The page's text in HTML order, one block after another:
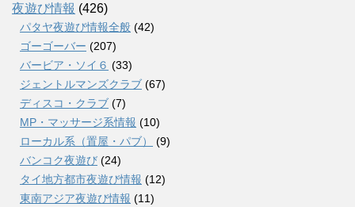
夜遊び情報 (426)
パタヤ夜遊び情報全般 (42)
ゴーゴーバー (207)
バービア・ソイ６ (33)
ジェントルマンズクラブ (67)
ディスコ・クラブ (7)
MP・マッサージ系情報 (10)
ローカル系（置屋・パブ）
(9)
バンコク夜遊び (24)
タイ地方都市夜遊び情報 (12)
東南アジア夜遊び情報 (11)